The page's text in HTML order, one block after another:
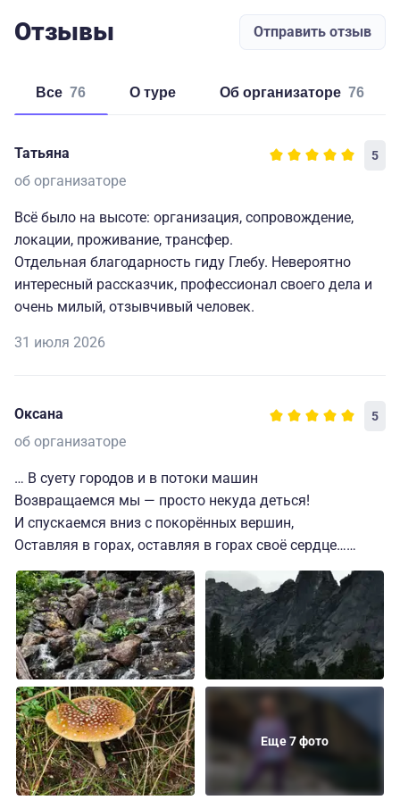
Отзывы Отправить отзыв
Все 76 о туре об организаторе 76
Татьяна 5
об организаторе
Всё было на высоте: организация, сопровождение,
локации, проживание, трансфер.
Отдельная благодарность гиду Глебу. Невероятно
интересный рассказчик, профессионал своего дела и
очень милый, отзывчивый человек.
31 июля 2026
Оксана 5
об организаторе
… В суету городов и в потоки машин
Возвращаемся мы — просто некуда деться!
И спускаемся вниз с покорённых вершин,
Оставляя в горах, оставляя в горах своё сердце…
Вот и все. Мы спустились с гор, но в сердце у нас -
самые лучшие воспоминания.
В Ергаки приехали на своей машине, заселили и
накормили обедом нас очень быстро. В номере есть
все нужное и необходимое. Провели экскурсию по
базе и рассказали о предстоящем.
Три насыщенных по красоте и атмосфере дня мы
провели у озера Светлого, Висячего камня и
Каменного города. Сказать, какой поход понравился
больше, не могу. Андрей и Сергей сделали все, чтобы
Еще 7 фото